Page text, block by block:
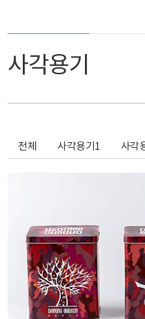
사각용기
전체 사각용기1 사각